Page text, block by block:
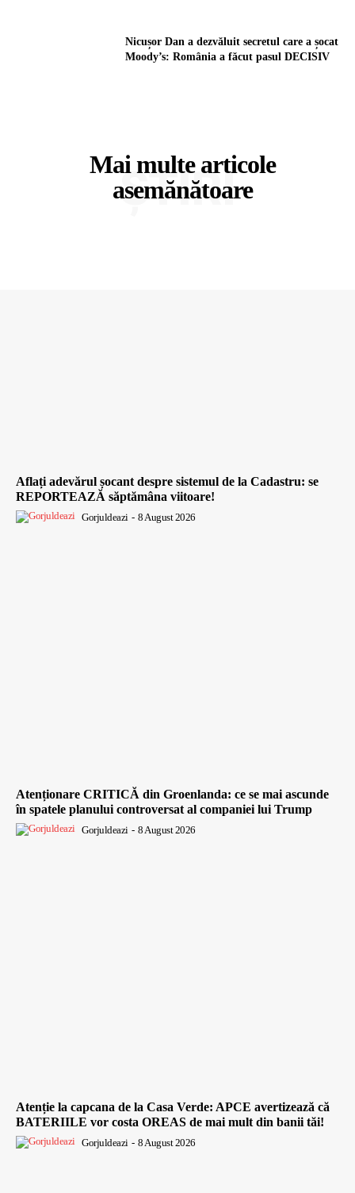
Nicușor Dan a dezvăluit secretul care a șocat
Moody’s: România a făcut pasul DECISIV
Mai multe articole
asemănătoare
ȘTIRI
Aflați adevărul șocant despre sistemul de la Cadastru: se
REPORTEAZĂ săptămâna viitoare!
Gorjuldeazi - 8 August 2026
Atenționare CRITICĂ din Groenlanda: ce se mai ascunde
în spatele planului controversat al companiei lui Trump
Gorjuldeazi - 8 August 2026
Atenție la capcana de la Casa Verde: APCE avertizează că
BATERIILE vor costa OREAS de mai mult din banii tăi!
Gorjuldeazi - 8 August 2026